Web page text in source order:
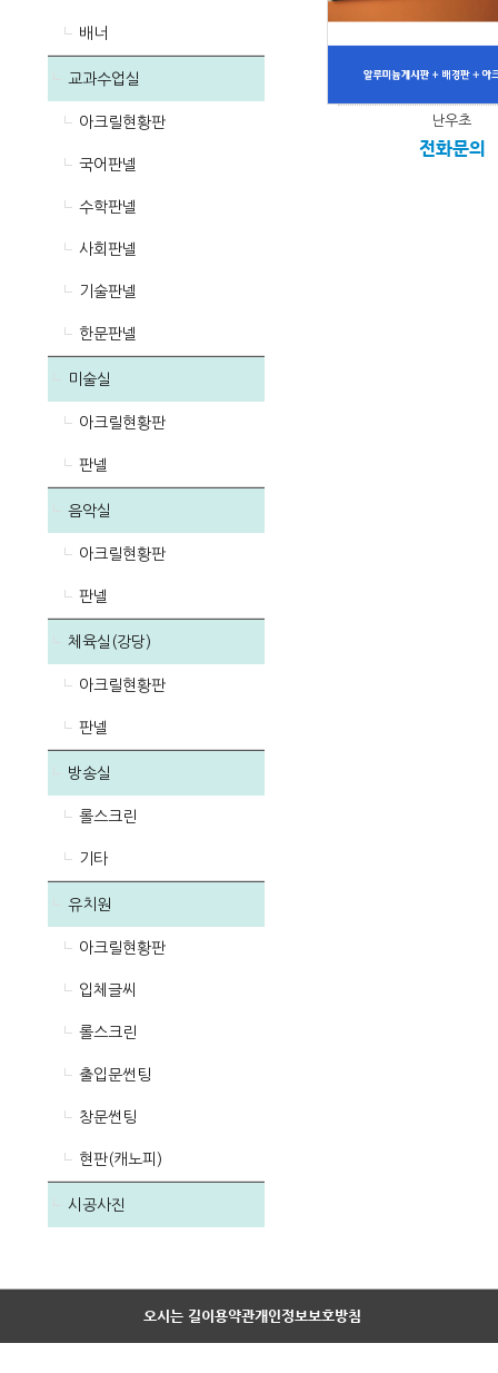
배너
교과수업실
아크릴현황판
국어판넬
수학판넬
사회판넬
기술판넬
한문판넬
미술실
아크릴현황판
판넬
음악실
아크릴현황판
판넬
체육실(강당)
아크릴현황판
판넬
방송실
롤스크린
기타
유치원
아크릴현황판
입체글씨
롤스크린
출입문썬팅
창문썬팅
현판(캐노피)
시공사진
난우초
전화문의
오시는 길이용약관개인정보보호방침